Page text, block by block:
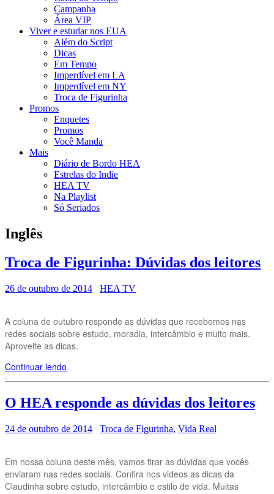
Campanha
Área VIP
Viver e estudar nos EUA
Além do Script
Dicas
Em Tempo
Imperdível em LA
Imperdível em NY
Troca de Figurinha
Promos
Enquetes
Promos
Você Manda
Mais
Diário de Bordo HEA
Estrelas do Indie
HEA TV
Na Playlist
Só Seriados
Inglês
Troca de Figurinha: Dúvidas dos leitores
26 de outubro de 2014 HEA TV
A coluna de outubro responde as dúvidas que recebemos nas
redes sociais sobre estudo, moradia, intercâmbio e muito mais.
Aproveite as dicas.
Continuar lendo
O HEA responde as dúvidas dos leitores
24 de outubro de 2014 Troca de Figurinha, Vida Real
Em nossa coluna deste mês, vamos tirar as dúvidas que vocês
enviaram nas redes sociais. Confira nos videos as dicas da
Claudinha sobre estudo, intercâmbio e estilo de vida. Muitas